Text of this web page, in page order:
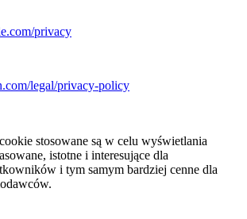
privacy
legal/privacy-policy
stosowane są w celu wyświetlania
istotne i interesujące dla
i tym samym bardziej cenne dla